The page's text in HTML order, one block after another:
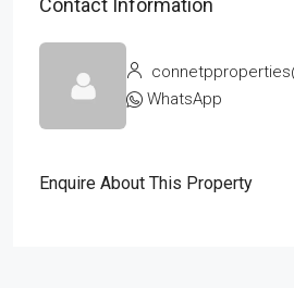
WhatsApp
Enquire About This Property